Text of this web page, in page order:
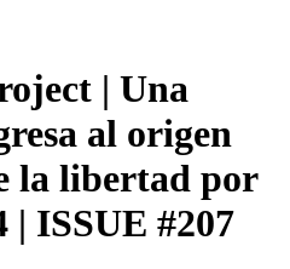
| Una
al origen
la libertad por
| ISSUE #207